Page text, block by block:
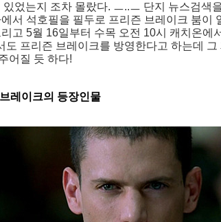
었는지 조차 몰랐다. ㅡ..ㅡ 단지 뉴스검색
서 석호필을 필두로 프리즌 브레이크 붐이
고 5월 16일부터 수목 오전 10시 캐치온에
도 프리즌 브레이크를 방영한다고 하는데
어질 듯 하다!
레이크의 등장인물